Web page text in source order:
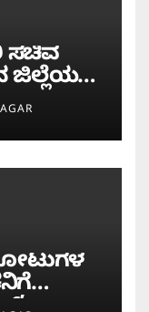
ಸಚಿವ
ಜಿಲ್ಲೆಯಲ್ಲಿ